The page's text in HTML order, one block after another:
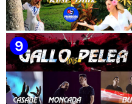
🟡 El Taiger & El Happy ||
¨Habla Matador¨ || Videoclip
Animado || Director: Arí Bayolo
|| Música Urbana Cubana ||
CUBA
🟡 Rose Díaz || ¨Yo soy el Punto
Cubano¨ (Autores: Celina